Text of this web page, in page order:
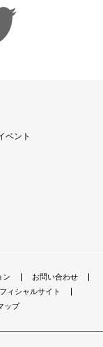
ベント
ン
お問い合わせ
ィシャルサイト
ップ